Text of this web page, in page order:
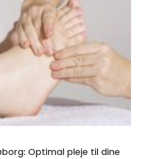
Optimal pleje til dine